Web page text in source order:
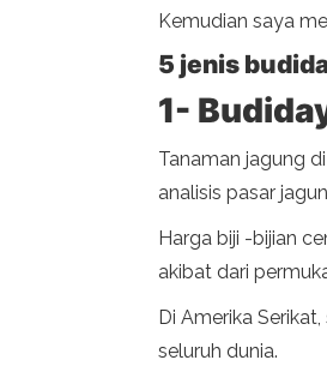
Kemudian saya
5 jenis
1-
Tanaman jagung
analisis pasar
Harga biji -bijian
akibat dari
Di Amerika
seluruh dunia.